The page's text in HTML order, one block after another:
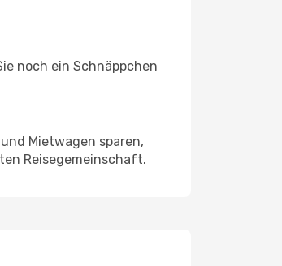
noch ein Schnäppchen
Mietwagen sparen,
Reisegemeinschaft.